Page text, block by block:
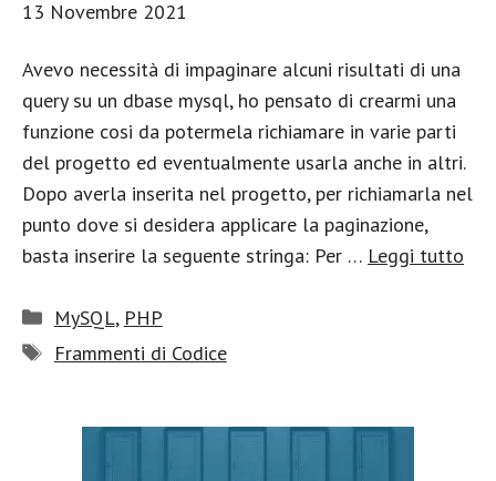
13 Novembre 2021
Avevo necessità di impaginare alcuni risultati di una
query su un dbase mysql, ho pensato di crearmi una
funzione cosi da potermela richiamare in varie parti
del progetto ed eventualmente usarla anche in altri.
Dopo averla inserita nel progetto, per richiamarla nel
punto dove si desidera applicare la paginazione,
basta inserire la seguente stringa: Per … Leggi tutto
Categorie
MySQL, PHP
Tag
Frammenti di Codice